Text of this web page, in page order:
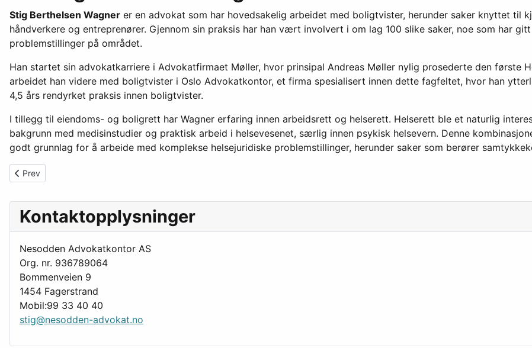
Stig Berthelsen Wagner er en advokat som har hovedsakelig arbeidet med boligtvister, herunder saker knyttet til
håndverkere og entreprenører. Gjennom sin praksis har han vært involvert i om lag 100 slike saker, noe som har
problemstillinger på området.
Han startet sin advokatkarriere i Advokatfirmaet Møller, hvor prinsipal Andreas Møller nylig prosederte den første
arbeidet han videre med boligtvister i Oslo Advokatkontor, et firma spesialisert innen dette fagfeltet, hvor han
4,5 års rendyrket praksis innen boligtvister.
I tillegg til eiendoms- og boligrett har Wagner erfaring innen arbeidsrett og helserett. Helserett ble et naturlig
bakgrunn med medisinstudier og praktisk arbeid i helsevesenet, særlig innen psykisk helsevern. Denne
godt grunnlag for å arbeide med komplekse helsejuridiske problemstillinger, herunder saker som berører
Previous article: Om virksomheten
Prev
Kontaktopplysninger
Nesodden Advokatkontor AS
Org. nr. 936789064
Bommenveien 9
1454 Fagerstrand
Mobil:99 33 40 40
stig@nesodden-advokat.no